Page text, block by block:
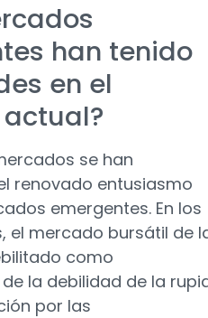
han tenido
en el
se han
renovado entusiasmo
emergentes. En los
el mercado bursátil de
como
la debilidad de la
por las